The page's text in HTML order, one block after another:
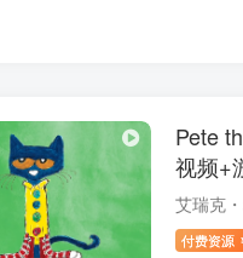
Pete
视频+
载！
付费资源